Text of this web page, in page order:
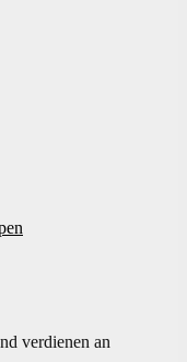
verdienen an